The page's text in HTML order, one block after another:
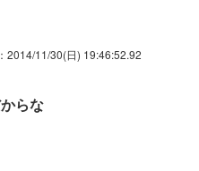
：2014/11/30(日) 19:46:52.92
らな